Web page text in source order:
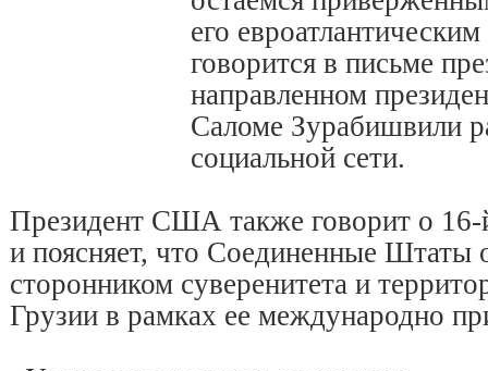
его
говорится в письме
направленном
Саломе Зурабишвили
социальной сети.
Президент США также говорит о 16-
и поясняет, что Соединенные Штаты
сторонником суверенитета и
Грузии в рамках ее международно